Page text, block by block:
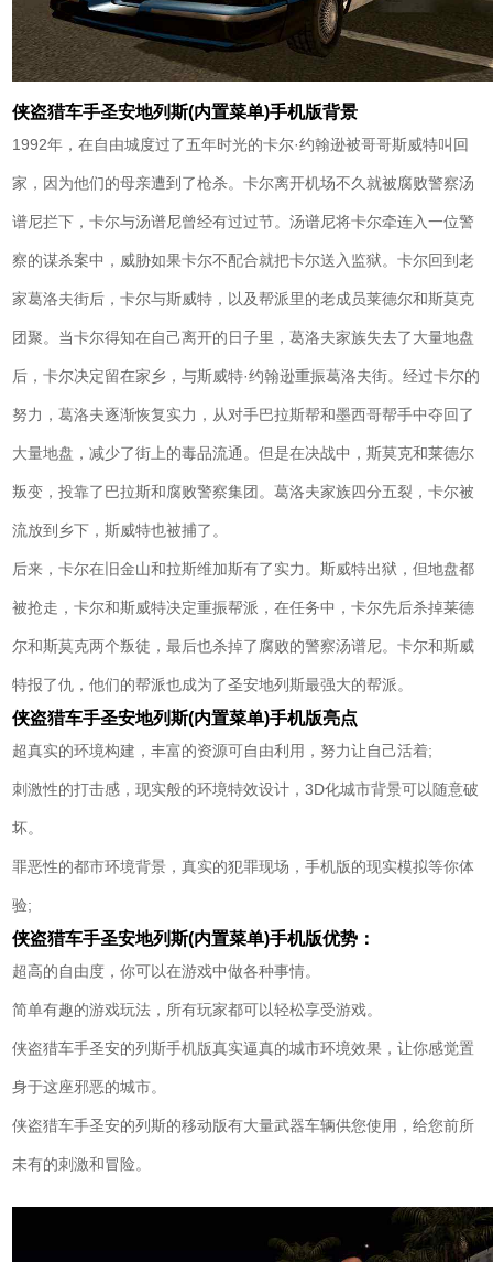
侠盗猎车手圣安地列斯(内置菜单)手机版背景
1992年，在自由城度过了五年时光的卡尔·约翰逊被哥哥斯威特叫回
家，因为他们的母亲遭到了枪杀。卡尔离开机场不久就被腐败警察汤
谱尼拦下，卡尔与汤谱尼曾经有过过节。汤谱尼将卡尔牵连入一位警
察的谋杀案中，威胁如果卡尔不配合就把卡尔送入监狱。卡尔回到老
家葛洛夫街后，卡尔与斯威特，以及帮派里的老成员莱德尔和斯莫克
团聚。当卡尔得知在自己离开的日子里，葛洛夫家族失去了大量地盘
后，卡尔决定留在家乡，与斯威特·约翰逊重振葛洛夫街。经过卡尔的
努力，葛洛夫逐渐恢复实力，从对手巴拉斯帮和墨西哥帮手中夺回了
大量地盘，减少了街上的毒品流通。但是在决战中，斯莫克和莱德尔
叛变，投靠了巴拉斯和腐败警察集团。葛洛夫家族四分五裂，卡尔被
流放到乡下，斯威特也被捕了。
后来，卡尔在旧金山和拉斯维加斯有了实力。斯威特出狱，但地盘都
被抢走，卡尔和斯威特决定重振帮派，在任务中，卡尔先后杀掉莱德
尔和斯莫克两个叛徒，最后也杀掉了腐败的警察汤谱尼。卡尔和斯威
特报了仇，他们的帮派也成为了圣安地列斯最强大的帮派。
侠盗猎车手圣安地列斯(内置菜单)手机版亮点
超真实的环境构建，丰富的资源可自由利用，努力让自己活着;
刺激性的打击感，现实般的环境特效设计，3D化城市背景可以随意破
坏。
罪恶性的都市环境背景，真实的犯罪现场，手机版的现实模拟等你体
验;
侠盗猎车手圣安地列斯(内置菜单)手机版优势：
超高的自由度，你可以在游戏中做各种事情。
简单有趣的游戏玩法，所有玩家都可以轻松享受游戏。
侠盗猎车手圣安的列斯手机版真实逼真的城市环境效果，让你感觉置
身于这座邪恶的城市。
侠盗猎车手圣安的列斯的移动版有大量武器车辆供您使用，给您前所
未有的刺激和冒险。